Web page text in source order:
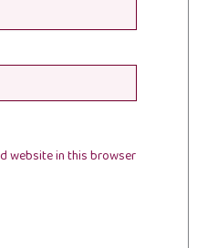
website in this browser